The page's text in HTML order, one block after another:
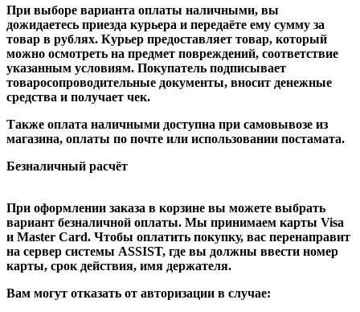
При выборе варианта оплаты наличными, вы
дожидаетесь приезда курьера и передаёте ему сумму за
товар в рублях. Курьер предоставляет товар, который
можно осмотреть на предмет повреждений, соответствие
указанным условиям. Покупатель подписывает
товаросопроводительные документы, вносит денежные
средства и получает чек.
Также оплата наличными доступна при самовывозе из
магазина, оплаты по почте или использовании постамата.
Безналичный расчёт
При оформлении заказа в корзине вы можете выбрать
вариант безналичной оплаты. Мы принимаем карты Visa
и Master Card. Чтобы оплатить покупку, вас перенаправит
на сервер системы ASSIST, где вы должны ввести номер
карты, срок действия, имя держателя.
Вам могут отказать от авторизации в случае: